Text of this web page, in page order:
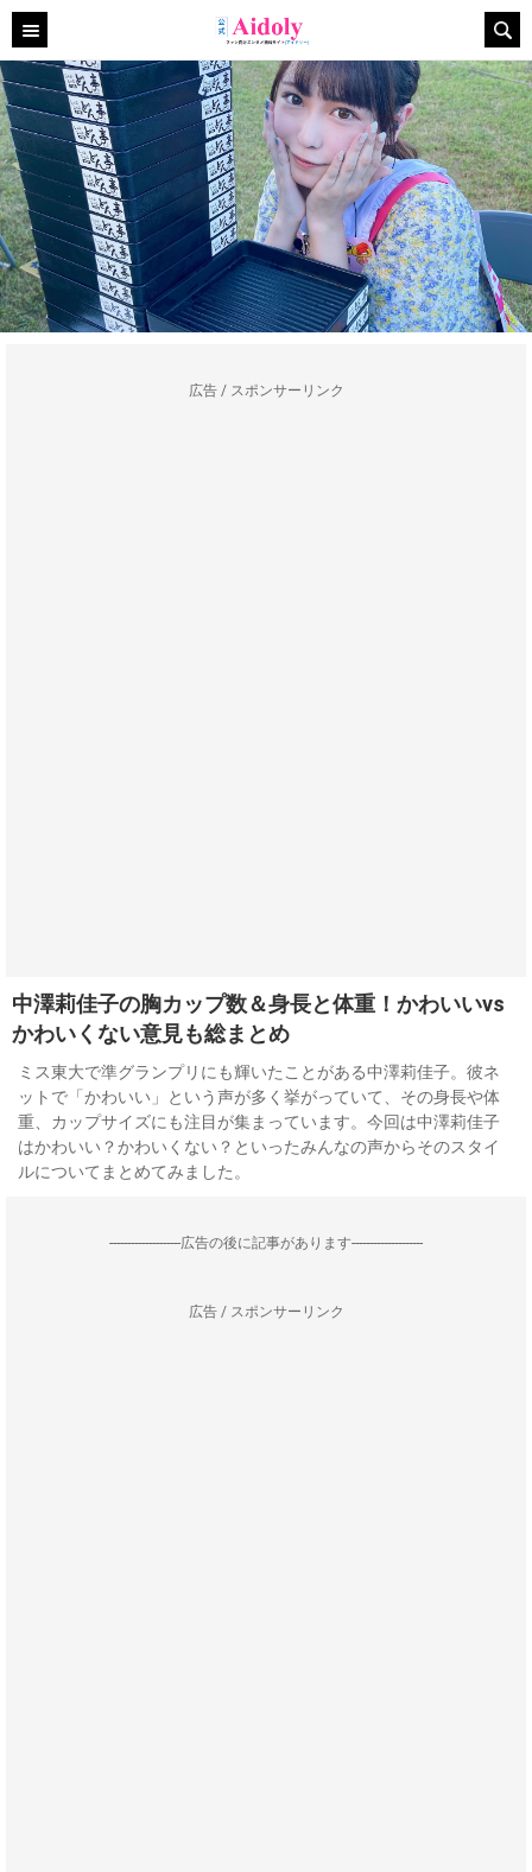
広告 / スポンサーリンク
中澤莉佳子の胸カップ数＆身長と体重！かわいいvs
かわいくない意見も総まとめ
ミス東大で準グランプリにも輝いたことがある中澤莉佳子。彼ネ
ットで「かわいい」という声が多く挙がっていて、その身長や体
重、カップサイズにも注目が集まっています。今回は中澤莉佳子
はかわいい？かわいくない？といったみんなの声からそのスタイ
ルについてまとめてみました。
--------------------広告の後に記事があります--------------------
広告 / スポンサーリンク